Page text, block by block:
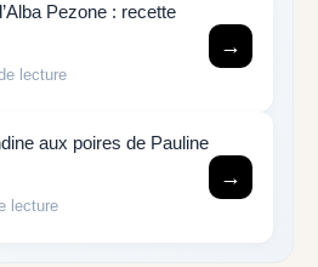
Pezone : recette
lecture
→
aux poires de Pauline
lecture
→